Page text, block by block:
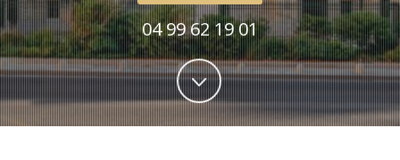
04 99 62 19 01